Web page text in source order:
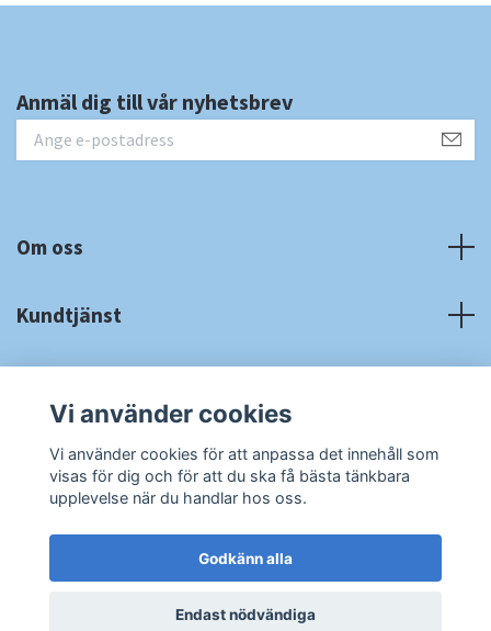
Anmäl dig till vår nyhetsbrev
Om oss
Kundtjänst
Sociala medier
© 2026 RA CardshopPowered by Quickbutik
Vi använder cookies
Vi använder cookies för att anpassa det innehåll som
visas för dig och för att du ska få bästa tänkbara
upplevelse när du handlar hos oss.
Godkänn alla
Endast nödvändiga